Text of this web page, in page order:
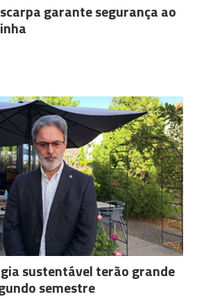
garante segurança ao
sustentável terão grande
semestre